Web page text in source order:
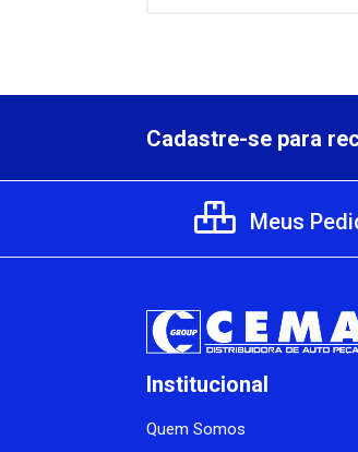
Cadastre-se para
Meus
Institucional
Quem Somos